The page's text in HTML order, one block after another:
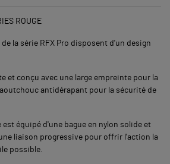
ROUGE
la série RFX Pro disposent d'un design
et conçu avec une large empreinte pour la
antidérapant pour la sécurité de
est équipé d'une bague en nylon solide et
liaison progressive pour offrir l'action la
possible.